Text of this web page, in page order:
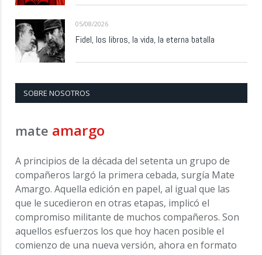
05/08/2026
Fidel, los libros, la vida, la eterna batalla
SOBRE NOSOTROS
mate amargo
A principios de la década del setenta un grupo de
compañeros largó la primera cebada, surgía Mate
Amargo. Aquella edición en papel, al igual que las
que le sucedieron en otras etapas, implicó el
compromiso militante de muchos compañeros. Son
aquellos esfuerzos los que hoy hacen posible el
comienzo de una nueva versión, ahora en formato